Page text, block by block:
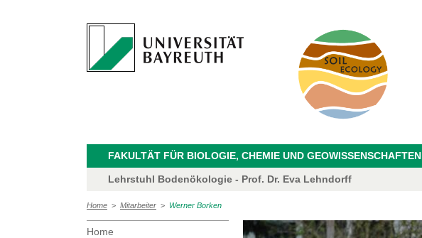
FAKULTÄT FÜR BIOLOGIE, CHEMIE UND GEOWISSENSCHAFTEN
Lehrstuhl Bodenökologie - Prof. Dr. Eva Lehndorff
Home > Mitarbeiter > Werner Borken
Home